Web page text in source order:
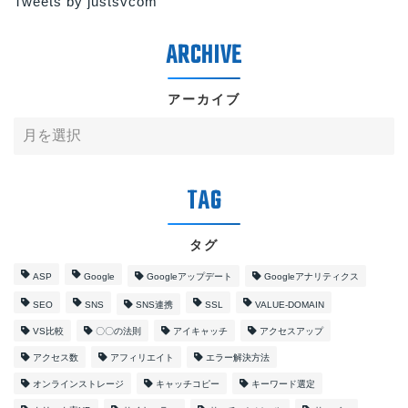
アーカイブ
タグ
ASP Google Googleアップデート Googleアナリティクス
SEO SNS SNS連携 SSL VALUE-DOMAIN
VS比較 〇〇の法則 アイキャッチ アクセスアップ
アクセス数 アフィリエイト エラー解決方法
オンラインストレージ キャッチコピー キーワード選定